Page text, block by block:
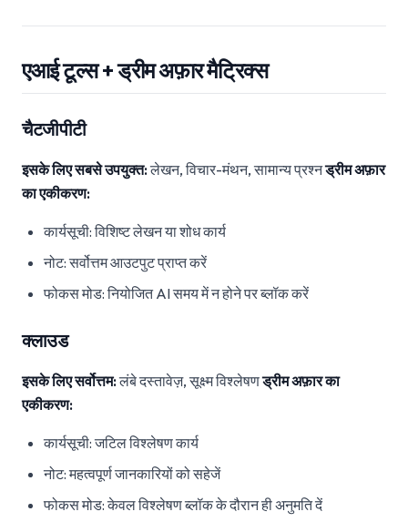
एआई टूल्स + ड्रीम अफ़ार मैट्रिक्स
चैटजीपीटी
इसके लिए सबसे उपयुक्त:लेखन, विचार-मंथन, सामान्य प्रश्नड्रीम अफ़ार
का एकीकरण:
कार्यसूची: विशिष्ट लेखन या शोध कार्य
नोट: सर्वोत्तम आउटपुट प्राप्त करें
फोकस मोड: नियोजित AI समय में न होने पर ब्लॉक करें
क्लाउड
इसके लिए सर्वोत्तम:लंबे दस्तावेज़, सूक्ष्म विश्लेषणड्रीम अफ़ार का
एकीकरण:
कार्यसूची: जटिल विश्लेषण कार्य
नोट: महत्वपूर्ण जानकारियों को सहेजें
फोकस मोड: केवल विश्लेषण ब्लॉक के दौरान ही अनुमति दें